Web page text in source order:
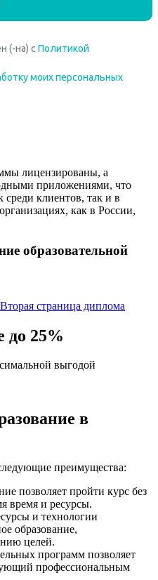
лицензированы, а
приложениями, что
среди клиентов, так и в
как в России,
образовательной
до 25%
выгодой
в
преимущества:
позволяет пройти курс без
время и ресурсы.
и технологии
образование,
целей.
программ позволяет
профессиональным